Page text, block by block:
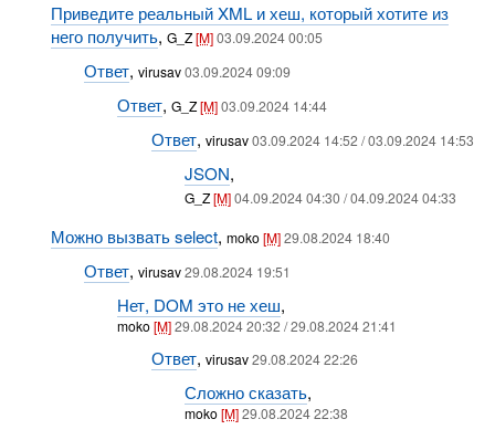
Приведите реальный XML и хеш, который хотите из
него получить, G_Z[M] 03.09.2024 00:05
Ответ, virusav03.09.2024 09:09
Ответ,G_Z[M]03.09.2024 14:44
Ответ, virusav03.09.2024 14:52 / 03.09.2024 14:53
JSON,
G_Z[M]04.09.2024 04:30 / 04.09.2024 04:33
Можно вызвать select, moko[M] 29.08.2024 18:40
Ответ, virusav29.08.2024 19:51
Нет, DOM это не хеш,
moko[M]29.08.2024 20:32 / 29.08.2024 21:41
Ответ, virusav29.08.2024 22:26
Сложно сказать,
moko[M]29.08.2024 22:38